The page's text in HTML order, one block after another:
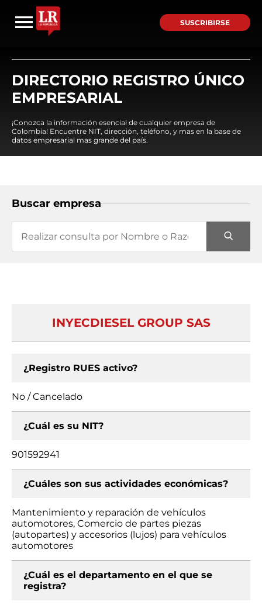
SUSCRIBIRSE
DIRECTORIO REGISTRO ÚNICO
EMPRESARIAL
¡Conozca la información esencial de cualquier empresa de
Colombia! Encuentre NIT, dirección, teléfono, y mas en la base de
datos empresarial mas grande del país.
Buscar empresa
INYECDIESEL GROUP SAS
¿Registro RUES activo?
No / Cancelado
¿Cuál es su NIT?
901592941
¿Cuáles son sus actividades económicas?
Mantenimiento y reparación de vehículos
automotores, Comercio de partes piezas
(autopartes) y accesorios (lujos) para vehículos
automotores
¿Cuál es el departamento en el que se
registra?